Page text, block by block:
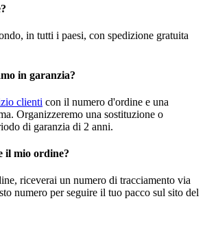
in tutti i paesi, con spedizione gratuita
in garanzia?
clienti con il numero d'ordine e una
Organizzeremo una sostituzione o
di garanzia di 2 anni.
il mio ordine?
riceverai un numero di tracciamento via
numero per seguire il tuo pacco sul sito del